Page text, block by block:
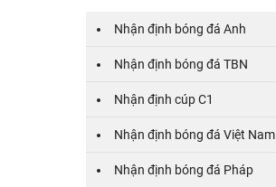
Nhận định bóng đá Anh
Nhận định bóng đá TBN
Nhận định cúp C1
Nhận định bóng đá Việt Nam
Nhận định bóng đá Pháp